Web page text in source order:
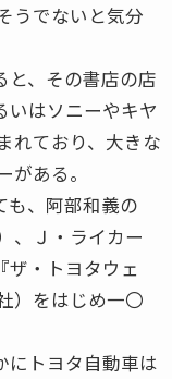
うでないと気分
と、その書店の店
いはソニーやキヤ
れており、大きな
ある。
も、阿部和義の
、Ｊ・ライカー
ザ・トヨタウェ
）をはじめ一〇
にトヨタ自動車は